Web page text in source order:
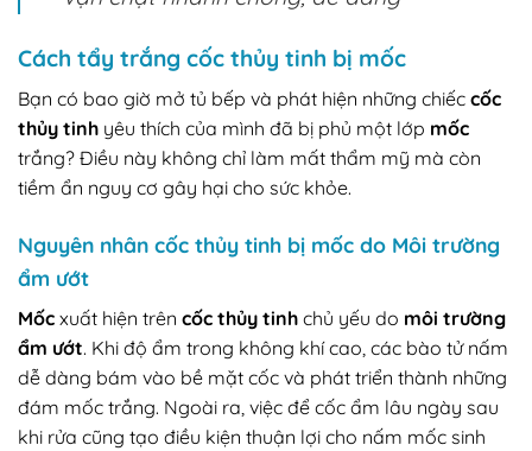
Cách tẩy trắng cốc thủy tinh bị mốc
Bạn có bao giờ mở tủ bếp và phát hiện những chiếc cốc
thủy tinh yêu thích của mình đã bị phủ một lớp mốc
trắng? Điều này không chỉ làm mất thẩm mỹ mà còn
tiềm ẩn nguy cơ gây hại cho sức khỏe.
Nguyên nhân cốc thủy tinh bị mốc do Môi trường
ẩm ướt
Mốc xuất hiện trên cốc thủy tinh chủ yếu do môi trường
ẩm ướt. Khi độ ẩm trong không khí cao, các bào tử nấm
dễ dàng bám vào bề mặt cốc và phát triển thành những
đám mốc trắng. Ngoài ra, việc để cốc ẩm lâu ngày sau
khi rửa cũng tạo điều kiện thuận lợi cho nấm mốc sinh